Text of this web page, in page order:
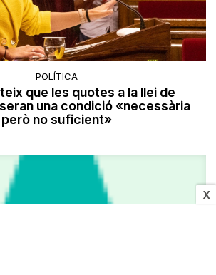
X
POLÍTICA
que les quotes a la llei de
una condició «necessària
però no suficient»